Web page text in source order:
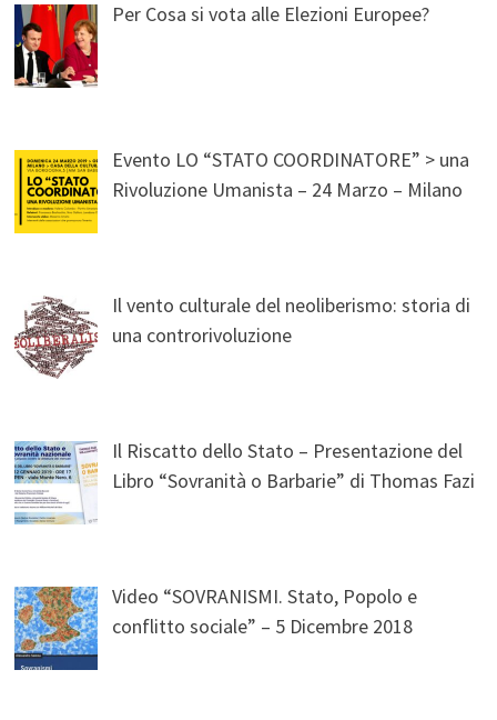
Per Cosa si vota alle Elezioni Europee?
Evento LO “STATO COORDINATORE” > una
Rivoluzione Umanista – 24 Marzo – Milano
Il vento culturale del neoliberismo: storia di
una controrivoluzione
Il Riscatto dello Stato – Presentazione del
Libro “Sovranità o Barbarie” di Thomas Fazi
Video “SOVRANISMI. Stato, Popolo e
conflitto sociale” – 5 Dicembre 2018